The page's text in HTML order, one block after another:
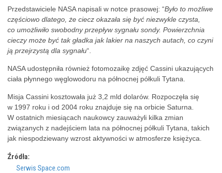
Przedstawiciele NASA napisali w notce prasowej: “Było to możliwe
częściowo dlatego, że ciecz okazała się być niezwykle czysta,
co umożliwiło swobodny przepływ sygnału sondy. Powierzchnia
cieczy może być tak gładka jak lakier na naszych autach, co czyni
ją przejrzystą dla sygnału“.
NASA udostępniła również fotomozaikę zdjęć Cassini ukazujących
ciała płynnego węglowodoru na północnej półkuli Tytana.
Misja Cassini kosztowała już 3,2 mld dolarów. Rozpoczęła się
w 1997 roku i od 2004 roku znajduje się na orbicie Saturna.
W ostatnich miesiącach naukowcy zauważyli kilka zmian
związanych z nadejściem lata na północnej półkuli Tytana, takich
jak niespodziewany wzrost aktywności w atmosferze księżyca.
Źródła:
Serwis Space.com